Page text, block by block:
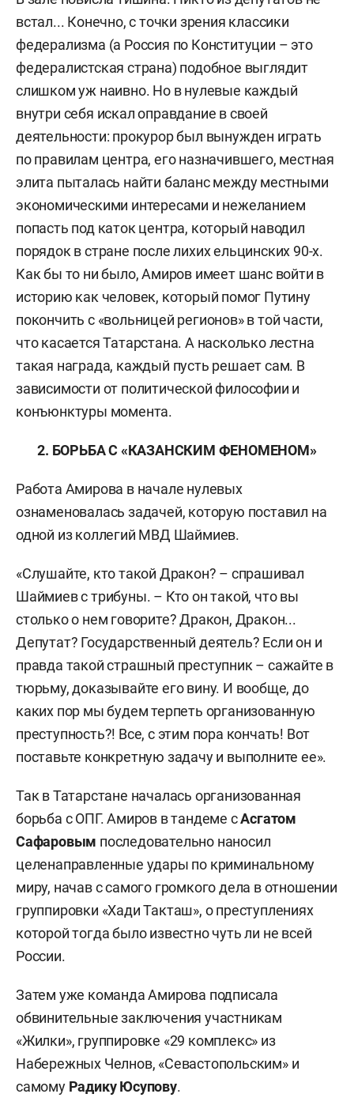
встал... Конечно, с точки зрения классики
федерализма (а Россия по Конституции – это
федералистская страна) подобное выглядит
слишком уж наивно. Но в нулевые каждый
внутри себя искал оправдание в своей
деятельности: прокурор был вынужден играть
по правилам центра, его назначившего, местная
элита пыталась найти баланс между местными
экономическими интересами и нежеланием
попасть под каток центра, который наводил
порядок в стране после лихих ельцинских 90-х.
Как бы то ни было, Амиров имеет шанс войти в
историю как человек, который помог Путину
покончить с «вольницей регионов» в той части,
что касается Татарстана. А насколько лестна
такая награда, каждый пусть решает сам. В
зависимости от политической философии и
конъюнктуры момента.
2. БОРЬБА С «КАЗАНСКИМ ФЕНОМЕНОМ»
Работа Амирова в начале нулевых
ознаменовалась задачей, которую поставил на
одной из коллегий МВД Шаймиев.
«Слушайте, кто такой Дракон? – спрашивал
Шаймиев с трибуны. – Кто он такой, что вы
столько о нем говорите? Дракон, Дракон...
Депутат? Государственный деятель? Если он и
правда такой страшный преступник – сажайте в
тюрьму, доказывайте его вину. И вообще, до
каких пор мы будем терпеть организованную
преступность?! Все, с этим пора кончать! Вот
поставьте конкретную задачу и выполните ее».
Так в Татарстане началась организованная
борьба с ОПГ. Амиров в тандеме сАсгатом
Сафаровым последовательно наносил
целенаправленные удары по криминальному
миру, начав с самого громкого дела в отношении
группировки «Хади Такташ», о преступлениях
которой тогда было известно чуть ли не всей
России.
Затем уже команда Амирова подписала
обвинительные заключения участникам
«Жилки», группировке «29 комплекс» из
Набережных Челнов, «Севастопольским» и
самому Радику Юсупову.